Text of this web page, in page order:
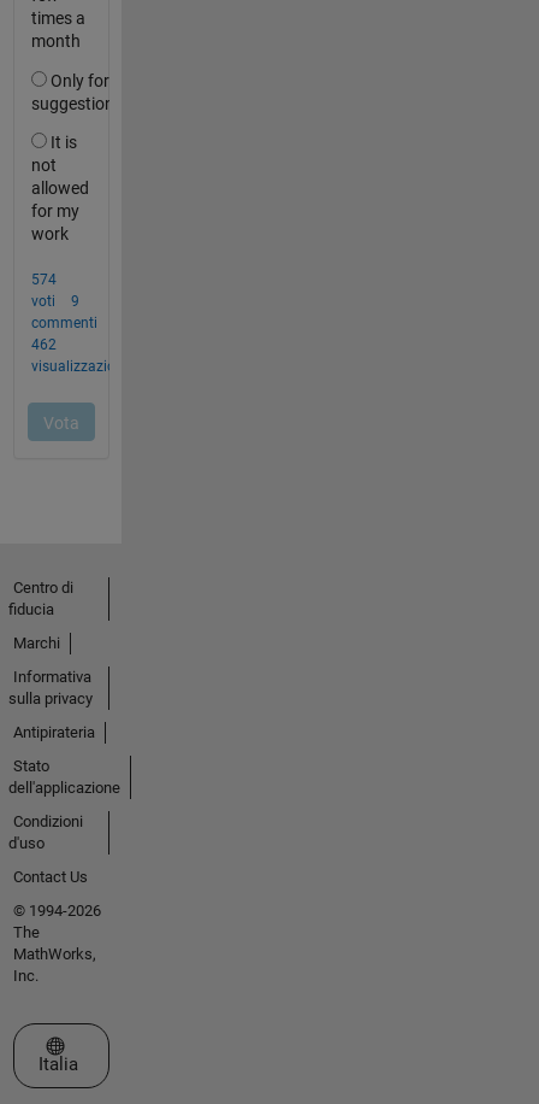
Centro di
fiducia
Marchi
Informativa
sulla privacy
Antipirateria
Stato
dell'applicazione
Condizioni
d'uso
Contact Us
© 1994-2026
The
MathWorks,
Inc.
Seleziona un sito web
Italia